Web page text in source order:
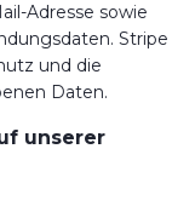
Adresse sowie
Stripe
und die
Daten.
unserer